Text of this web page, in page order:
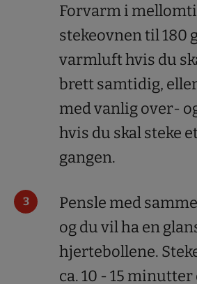
Forvarm i
stekeovnen til 180
varmluft hvis du
brett samtidig,
med vanlig over-
hvis du skal steke
gangen.
Pensle med
og du vil ha en
hjertebollene.
ca. 10 - 15 minutter